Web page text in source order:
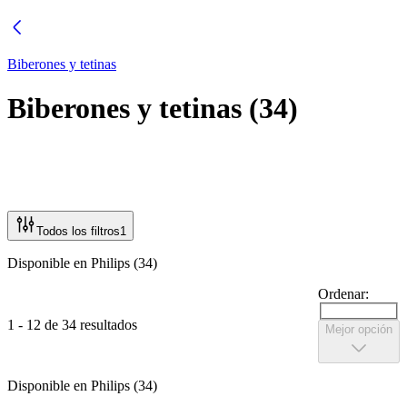
Biberones y tetinas
Biberones y tetinas (34)
Todos los filtros1
Disponible en Philips (34)
1 - 12 de 34 resultados
Ordenar:
Mejor opción
Disponible en Philips (34)